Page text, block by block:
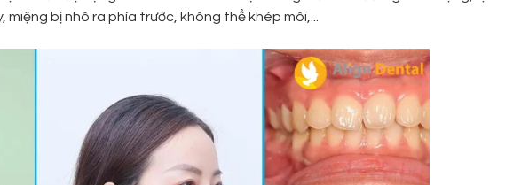
bị nhô ra phía trước, không thể khép môi,...